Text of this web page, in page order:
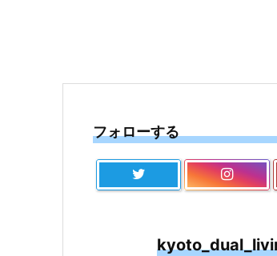
フォローする